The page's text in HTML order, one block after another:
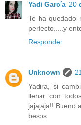
Yadi García 20
Te ha quedado
perfecto,,,,,y
Responder
Unknown
Yadira, si
llenar con
jajajaja!! Bueno
besos